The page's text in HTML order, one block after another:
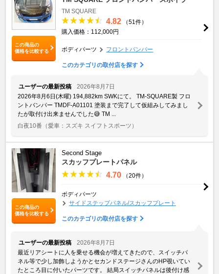
この商品の
価格を比較する
TM SQUARE
4.82
（51件）
購入価格：112,000円
ボディパーツ フロントバンパー
このカテゴリの取付店を探す
ユーザーの最新投稿
2026年8月7日
2026年8月6日(木曜) 194,882km SWKにて。 TM-SQUARE製 フロ
ントバンパー TMDF-A01101 塗装まで完了して仮組みしてみまし
たが取付け出来ませんでした😅 TM ...
白夜10番 （愛車：スズキ スイフトスポーツ）
この商品の
価格を比較する
Second Stage
スカッフプレートパネル
4.70 （20件）
ボディパーツ
サイドステップパネル/スカッフプレート
このカテゴリの取付店を探す
ユーザーの最新投稿
2026年8月7日
最近リアシートに人を乗せる機会が増えてきたので、スイッチパ
ネル等で少し加飾しようかとセカンドステージさんのHP覗いてい
たところ目に付いたパーツです。 結局スイッチパネルは後付け感